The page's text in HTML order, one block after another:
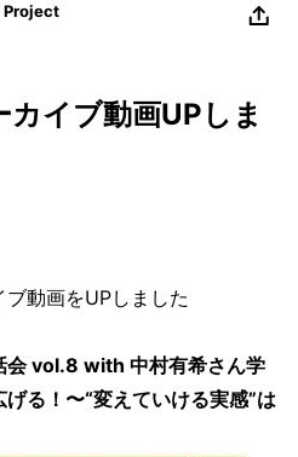
Project
カイブ動画UPしま
動画をUPしました
会 vol.8 with 中村有希さん学
る！〜“変えていける実感”は